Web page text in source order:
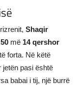
Shaqir
më 14 qershor
forta. Në këtë
jetën pasi është
babai i tij, një burrë